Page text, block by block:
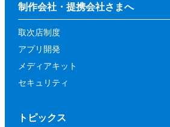
制作会社・提携会社さまへ
取次店制度
アプリ開発
メディアキット
セキュリティ
トピックス